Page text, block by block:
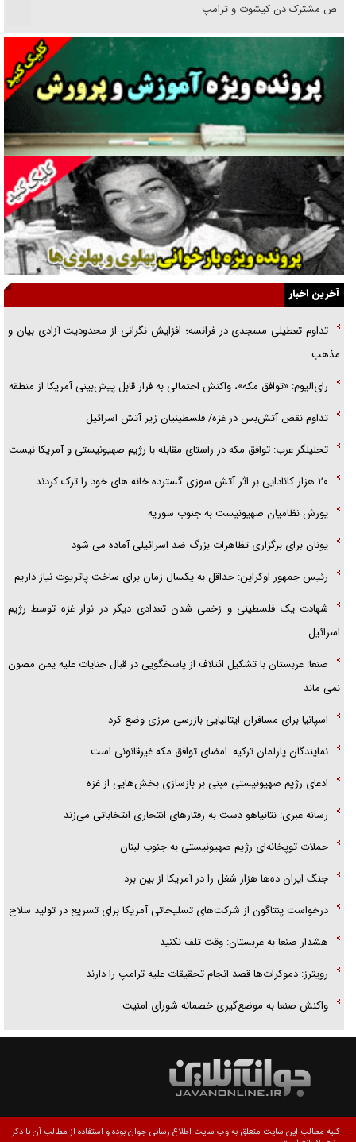
رقص مشترک دن کیشوت و ترامپ
دنده دولت به واگذاری مسئله‌دار ایران‌خودرو/ خصوصی‌سازی یا انحصار؟
غریزه‌ی بقا و آقای باقی و رفقا
جراحی‌های زیبایی با مدرک فوق‌دیپلم! + گفت‌وگو با متهم
گفت‌وگو با همسر یکی از شهدای جنگ رمضان/ پیکر بی‌سر شهید را از
انگشت‌های پا شناسایی کردیم
نسلی که آنلاین الگو می‌گیرد
گفت‌وگو با آیت‌الله جاودان/ جفای مخالفان مکانت معنوی رهبر شهید را
ارتقا می‌داد
راننده مست به قانون می‌خندد
همه آقای دوربینی شده‌ایم!
آخرین اخبار
تداوم تعطیلی مسجدی در فرانسه؛ افزایش نگرانی از محدودیت آزادی بیان و
مذهب
رای‌الیوم: «توافق مکه»، واکنش احتمالی به فرار قابل پیش‌بینی آمریکا از منطقه
تداوم نقض آتش‌بس در غزه/ فلسطینیان زیر آتش اسرائیل
تحلیلگر عرب: توافق مکه در راستای مقابله با رژیم صهیونیستی و آمریکا نیست
۲۰ هزار کانادایی بر اثر آتش سوزی گسترده خانه های خود را ترک کردند
یورش نظامیان صهیونیست به جنوب سوریه
یونان برای برگزاری تظاهرات بزرگ ضد اسرائیلی آماده می‌ شود
رئیس جمهور اوکراین: حداقل به یکسال زمان برای ساخت پاتریوت نیاز داریم
شهادت یک فلسطینی و زخمی شدن تعدادی دیگر در نوار غزه توسط رژیم
اسرائیل
صنعا: عربستان با تشکیل ائتلاف‌ از پاسخگویی در قبال جنایات علیه یمن مصون
نمی‌ ماند
اسپانیا برای مسافران ایتالیایی بازرسی مرزی وضع کرد
نمایندگان پارلمان ترکیه: امضای توافق مکه غیرقانونی است
ادعای رژیم صهیونیستی مبنی بر بازسازی بخش‌هایی از غزه
رسانه عبری: نتانیاهو دست به رفتارهای انتحاری انتخاباتی می‌زند
حملات توپخانه‌ای رژیم صهیونیستی به جنوب لبنان
جنگ ایران ده‌ها هزار شغل را در آمریکا از بین برد
درخواست پنتاگون از شرکت‌های تسلیحاتی آمریکا برای تسریع در تولید سلاح
هشدار صنعا به عربستان: وقت تلف نکنید
رویترز: دموکرات‌ها قصد انجام تحقیقات علیه ترامپ را دارند
واکنش صنعا به موضع‌گیری خصمانه شورای امنیت
کلیه مطالب این سایت متعلق به وب سایت اطلاع رسانی جوان بوده و استفاده از مطالب آن با ذکر